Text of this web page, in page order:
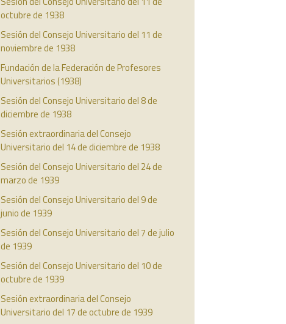
octubre de 1938
Sesión del Consejo Universitario del 11 de
noviembre de 1938
Fundación de la Federación de Profesores
Universitarios (1938)
Sesión del Consejo Universitario del 8 de
diciembre de 1938
Sesión extraordinaria del Consejo
Universitario del 14 de diciembre de 1938
Sesión del Consejo Universitario del 24 de
marzo de 1939
Sesión del Consejo Universitario del 9 de
junio de 1939
Sesión del Consejo Universitario del 7 de julio
de 1939
Sesión del Consejo Universitario del 10 de
octubre de 1939
Sesión extraordinaria del Consejo
Universitario del 17 de octubre de 1939